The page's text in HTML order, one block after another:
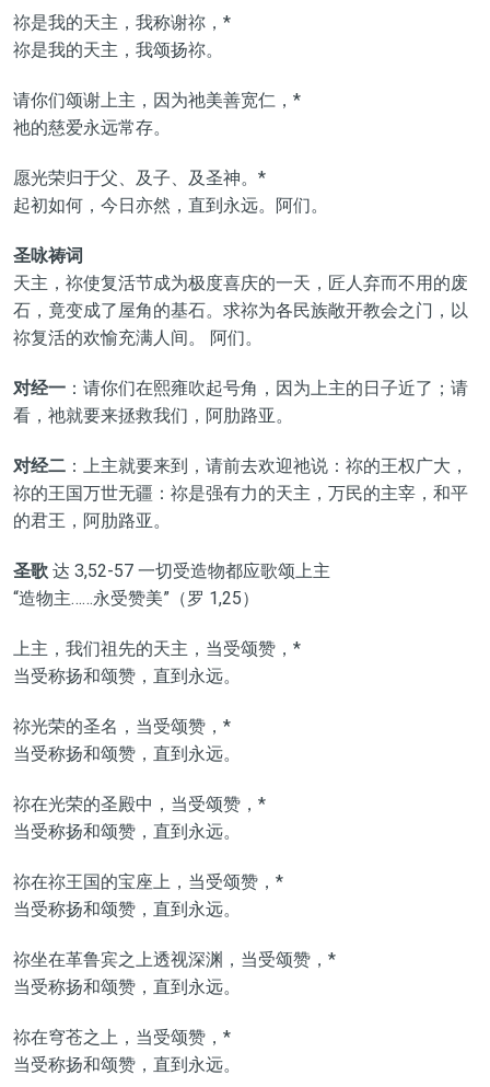
祢是我的天主，我称谢祢，*
祢是我的天主，我颂扬祢。
请你们颂谢上主，因为祂美善宽仁，*
祂的慈爱永远常存。
愿光荣归于父、及子、及圣神。*
起初如何，今日亦然，直到永远。阿们。
圣咏祷词
天主，祢使复活节成为极度喜庆的一天，匠人弃而不用的废
石，竟变成了屋角的基石。求祢为各民族敞开教会之门，以
祢复活的欢愉充满人间。 阿们。
对经一：请你们在熙雍吹起号角，因为上主的日子近了；请
看，祂就要来拯救我们，阿肋路亚。
对经二：上主就要来到，请前去欢迎祂说：祢的王权广大，
祢的王国万世无疆：祢是强有力的天主，万民的主宰，和平
的君王，阿肋路亚。
圣歌达 3,52-57 一切受造物都应歌颂上主
“造物主……永受赞美”（罗 1,25）
上主，我们祖先的天主，当受颂赞，*
当受称扬和颂赞，直到永远。
祢光荣的圣名，当受颂赞，*
当受称扬和颂赞，直到永远。
祢在光荣的圣殿中，当受颂赞，*
当受称扬和颂赞，直到永远。
祢在祢王国的宝座上，当受颂赞，*
当受称扬和颂赞，直到永远。
祢坐在革鲁宾之上透视深渊，当受颂赞，*
当受称扬和颂赞，直到永远。
祢在穹苍之上，当受颂赞，*
当受称扬和颂赞，直到永远。